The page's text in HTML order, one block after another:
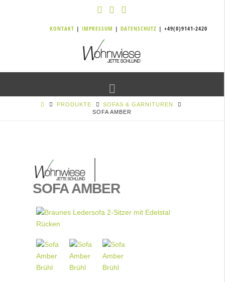
KONTAKT | IMPRESSUM | DATENSCHUTZ | +49(0)9141-2420
PRODUKTE
SOFAS & GARNITUREN
SOFA AMBER
SOFA AMBER